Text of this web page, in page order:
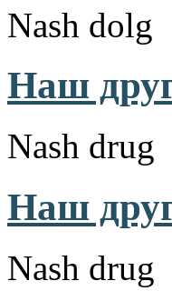
Nash dolg
Наш
Nash drug
Наш
Nash drug